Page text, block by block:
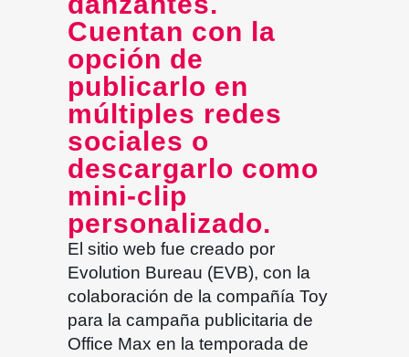
Cuentan con la
opción de
publicarlo en
múltiples redes
sociales o
descargarlo como
mini-clip
personalizado.
El sitio web fue creado por
Evolution Bureau (EVB), con la
colaboración de la compañía Toy
para la campaña publicitaria de
Office Max en la temporada de